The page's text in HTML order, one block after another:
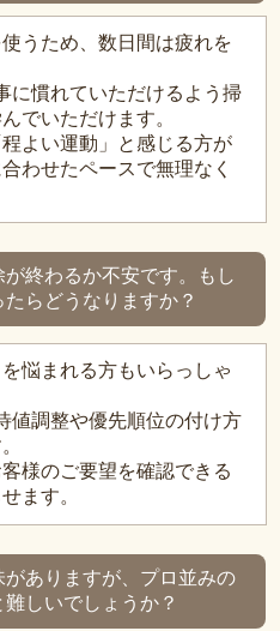
うため、数日間は疲れを
に慣れていただけるよう掃
でいただけます。
よい運動」と感じる方が
わせたペースで無理なく
が終わるか不安です。もし
らどうなりますか？
悩まれる方もいらっしゃ
値調整や優先順位の付け方
様のご要望を確認できる
ます。
がありますが、プロ並みの
しいでしょうか？